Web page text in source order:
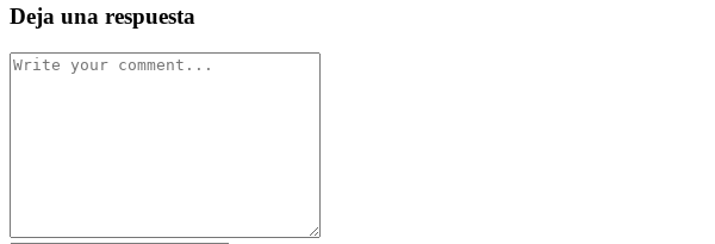
Deja una respuesta